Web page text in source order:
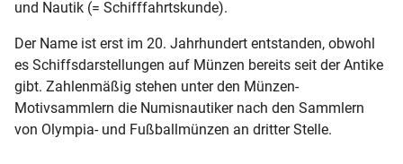
und Nautik (= Schifffahrtskunde).
Der Name ist erst im 20. Jahrhundert entstanden, obwohl
es Schiffsdarstellungen auf Münzen bereits seit der Antike
gibt. Zahlenmäßig stehen unter den Münzen-
Motivsammlern die Numisnautiker nach den Sammlern
von Olympia- und Fußballmünzen an dritter Stelle.